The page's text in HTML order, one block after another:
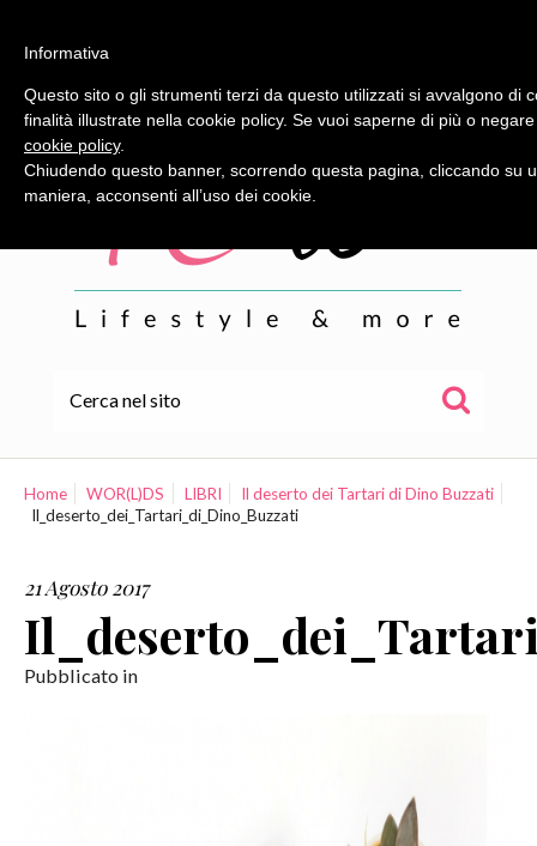
WOR(L)DS
COLLABORAZIONI
Home WOR(L)DS LIBRI
Il deserto dei Tartari di Dino Buzzati
Il_deserto_dei_Tartari_di_Dino_Buzzati
21 Agosto 2017
Pubblicato in
Informativa
Questo sito o gli strumenti terzi da questo utilizzati si avvalgono di
finalità illustrate nella cookie policy. Se vuoi saperne di più o
cookie policy.
Chiudendo questo banner, scorrendo questa pagina, cliccando su
maniera, acconsenti all’uso dei cookie.